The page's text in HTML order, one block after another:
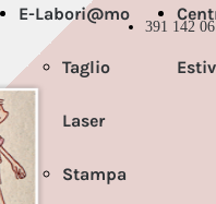
391 142
E-Labori@mo
Taglio
Laser
Stampa